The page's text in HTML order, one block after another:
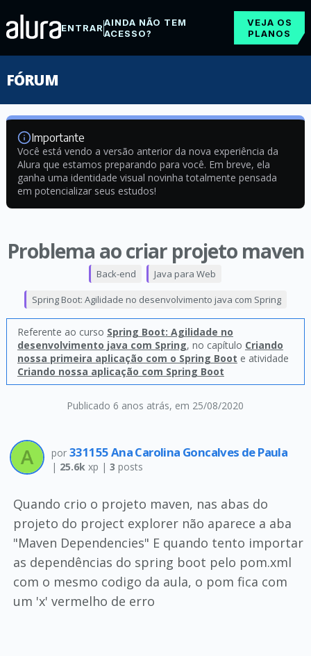
ENTRARAINDA NÃO TEM
ACESSO?
VEJA OS
PLANOS
FÓRUM
Importante
Você está vendo a versão anterior da nova experiência da
Alura que estamos preparando para você. Em breve, ela
ganha uma identidade visual novinha totalmente pensada
em potencializar seus estudos!
Problema ao criar projeto maven
Publicado 6 anos atrás, em 25/08/2020
Back-end Java para Web
Spring Boot: Agilidade no desenvolvimento java com Spring
Referente ao curso Spring Boot: Agilidade no
desenvolvimento java com Spring, no capítulo Criando
nossa primeira aplicação com o Spring Boot e atividade
Criando nossa aplicação com Spring Boot
por 331155 Ana Carolina Goncalves de Paula
| 25.6kxp | 3 posts
Quando crio o projeto maven, nas abas do
projeto do project explorer não aparece a aba
"Maven Dependencies" E quando tento importar
as dependências do spring boot pelo pom.xml
com o mesmo codigo da aula, o pom fica com
um 'x' vermelho de erro